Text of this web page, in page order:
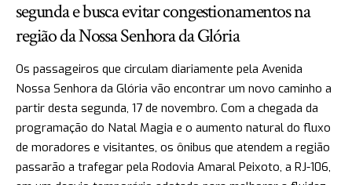
segunda e busca evitar congestionamentos na
região da Nossa Senhora da Glória
Os passageiros que circulam diariamente pela Avenida
Nossa Senhora da Glória vão encontrar um novo caminho a
partir desta segunda, 17 de novembro. Com a chegada da
programação do Natal Magia e o aumento natural do fluxo
de moradores e visitantes, os ônibus que atendem a região
passarão a trafegar pela Rodovia Amaral Peixoto, a RJ-106,